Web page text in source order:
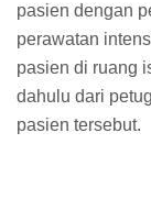
pasien dengan
perawatan
pasien di ruang
dahulu dari
pasien tersebut.